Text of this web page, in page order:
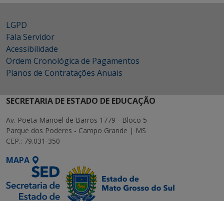
LGPD
Fala Servidor
Acessibilidade
Ordem Cronológica de Pagamentos
Planos de Contratações Anuais
SECRETARIA DE ESTADO DE EDUCAÇÃO
Av. Poeta Manoel de Barros 1779 - Bloco 5
Parque dos Poderes - Campo Grande | MS
CEP.: 79.031-350
MAPA